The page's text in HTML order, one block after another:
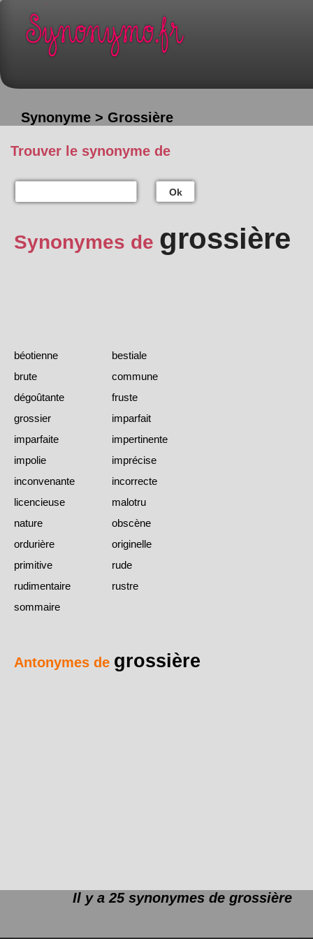
Synonyme > Grossière
Trouver le synonyme de
Ok
Synonymes de grossière
béotienne
bestiale
brute
commune
dégoûtante
fruste
grossier
imparfait
imparfaite
impertinente
impolie
imprécise
inconvenante
incorrecte
licencieuse
malotru
nature
obscène
ordurière
originelle
primitive
rude
rudimentaire
rustre
sommaire
Antonymes de grossière
Il y a 25 synonymes de grossière